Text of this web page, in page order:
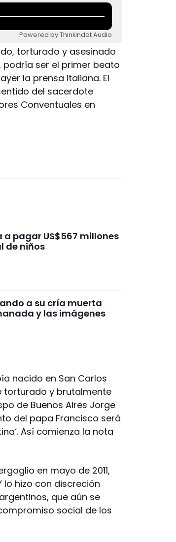
Powered by Thinkindot Audio
torturado y asesinado
podría ser el primer beato
la prensa italiana. El
del sacerdote
Conventuales en
pagar US$567 millones
de niños
a su cría muerta
y las imágenes
nacido en San Carlos
torturado y brutalmente
de Buenos Aires Jorge
del papa Francisco será
Así comienza la nota
en mayo de 2011,
hizo con discreción
que aún se
social de los